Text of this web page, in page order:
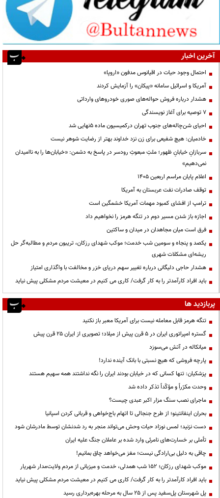
آخرین اخبار
احتمال وجود حیات در اقیانوس مدفون «اروپا»
آمریکا و اسرائیل سامانه «پیکان» را آزمایش کردند
هشدار درباره فروش حواله‌های صوری خودروهای وارداتی
۷ توصیه برای آغاز نویسندگی
احیای شن‌چاله‌های جنوب تهران درکمیسیون ماده ۵نهایی شد
خادمیان: هیچ شفیعی برای زن نزد خداوند بهتر از رضایت شوهر نیست
سربازانِ خیابانِ ظهور؛ ملتِ مبعوثِ رودسر در پاسخ به دشمن: «خیابان‌ها را به ناامیدان
نمی‌دهیم»
اعلام پایان مراسم اربعین ۱۴۰۵
توقف صادرات نفت عربستان به آمریکا
ترامپ از افشای کمبود مهمات آمریکا خشمگین است
اجازه باز شدن مسیر دوم در تنگه هرمز را نخواهیم داد
فرق است میان مجاهدان در میدان و ساکتین
یکصد و پنجاه و سومین شب خدمت؛ موکب شهدای رزکان، تریبون مردم و مطالبه‌گر حل
ریشه‌ای مشکلات شهری
هشدار حاجی دلیگانی درباره تغییر سهم دریای خزر و مخالفت با واگذاری امتیاز
باید افراد کارآمدتر را به کار گرفت/ کاری می کنیم در معیشت مردم مشکلی پیش نیاید
پربازدید ها
تنگه هرمز قابل معامله نیست برای آمریکا معبر باز نکنید
گستره امپراتوری ایران در ۵ قرن پیش از میلاد؛ تصویری از ایران ۲۵ قرن پیش
میانکاله در آتش می‌سوزد
پارچه فروشی که هیچ نسبتی با بانک آینده ندارد!
پزشکیان: تنها کسانی که در خیابان بودند ایران را نگه نداشتند همه سهیم هستند
وحدت مکرّراً و مؤکّداً تذکر داده شد
ماجرای نصب سنگ مزار اکبر عبدی چیست؟
بحران اینفانتینو؛ از طرح جنجالی تا اتهام باج‌خواهی و قربانی کردن اسپانیا
دست نزنید؛ لمس نوزاد حیات وحش می‌تواند منجر به رد شدنشان توسط مادرشان شود
تأملی بر خسارت‌های نامرئی وارد شده بر عاملان جنگ علیه ایران
چاقی به دلیل بی‌ارادگی نیست؛ مغز می‌خواهد چاق بمانیم!
موکب شهدای رزکان؛ ۱۵۲ شب همدلی، خدمت و میزبانی از مردم ولایت‌مدار شهریار
باید افراد کارآمدتر را به کار گرفت/ کاری می کنیم در معیشت مردم مشکلی پیش نیاید
پل شهرستان پل‌سفید پس از ۲۵ سال به مرحله بهره‌برداری رسید